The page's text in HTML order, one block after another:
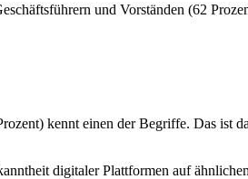
und Vorständen (62
kennt einen der Begriffe. Das ist
digitaler Plattformen auf